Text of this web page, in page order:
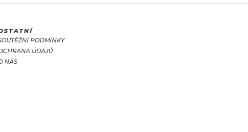
PODMÍNKY
ÚDAJŮ
NÁS